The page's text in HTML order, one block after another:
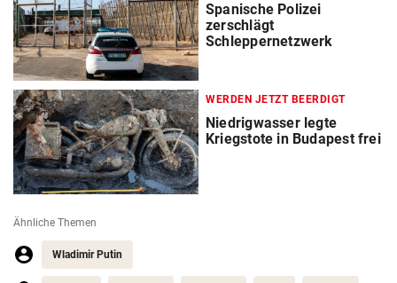
Spanische Polizei
zerschlägt
Schleppernetzwerk
WERDEN JETZT BEERDIGT
Niedrigwasser legte
Kriegstote in Budapest frei
Ähnliche Themen
Wladimir Putin